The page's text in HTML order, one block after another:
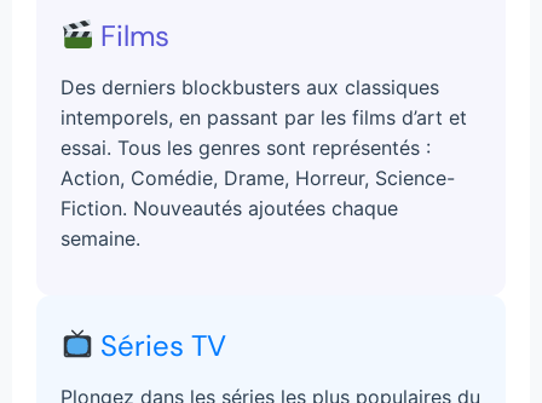
Films
Des derniers blockbusters aux classiques
intemporels, en passant par les films d’art et
essai. Tous les genres sont représentés :
Action, Comédie, Drame, Horreur, Science-
Fiction. Nouveautés ajoutées chaque
semaine.
Séries TV
Plongez dans les séries les plus populaires du